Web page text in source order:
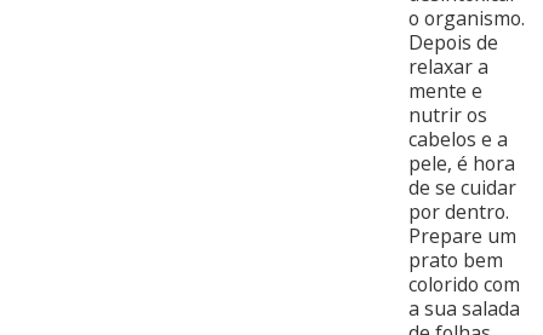
o organismo.
Depois de
relaxar a
mente e
nutrir os
cabelos e a
pele, é hora
de se cuidar
por dentro.
Prepare um
prato bem
colorido com
a sua salada